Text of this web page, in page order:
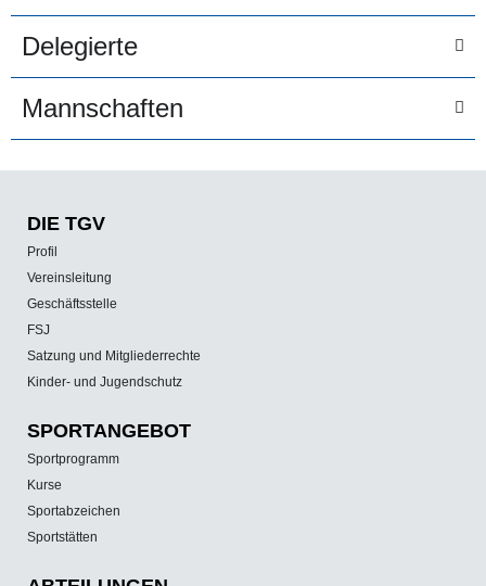
Delegierte
Mannschaften
DIE TGV
Profil
Vereinsleitung
Geschäftsstelle
FSJ
Satzung und Mitgliederrechte
Kinder- und Jugendschutz
SPORT­ANGEBOT
Sportprogramm
Kurse
Sportabzeichen
Sportstätten